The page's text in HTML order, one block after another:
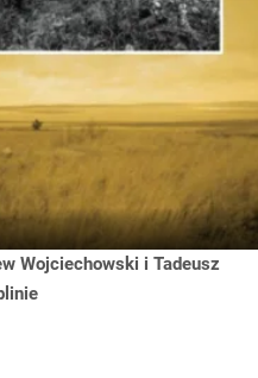
Wojciechowski i Tadeusz